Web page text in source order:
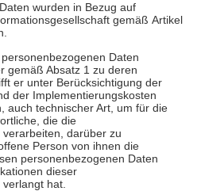
wurden in Bezug auf
gemäß Artikel
Daten
gemäß Absatz 1 zu deren
er unter Berücksichtigung der
der Implementierungskosten
auch technischer Art, um für die
die die
darüber zu
Person von ihnen die
personenbezogenen Daten
dieser
hat.